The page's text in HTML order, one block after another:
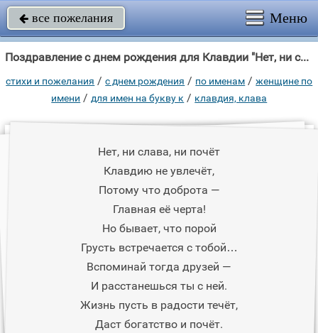
 все пожелания Меню
Поздравление с днем рождения для Клавдии "Нет, ни слава, ни почёт Клавдию не увлечёт, Потому что доброта — Главная её"
стихи и пожелания /c днем рождения / по именам /женщине по
имени /для имен на букву к / клавдия, клава
Нет, ни слава, ни почёт
Клавдию не увлечёт,
Потому что доброта —
Главная её черта!
Но бывает, что порой
Грусть встречается с тобой…
Вспоминай тогда друзей —
И расстанешься ты с ней.
Жизнь пусть в радости течёт,
Даст богатство и почёт.